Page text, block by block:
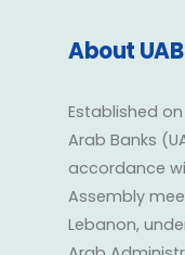
About UAB
Established
Arab Banks
accordance
Assembly
Lebanon,